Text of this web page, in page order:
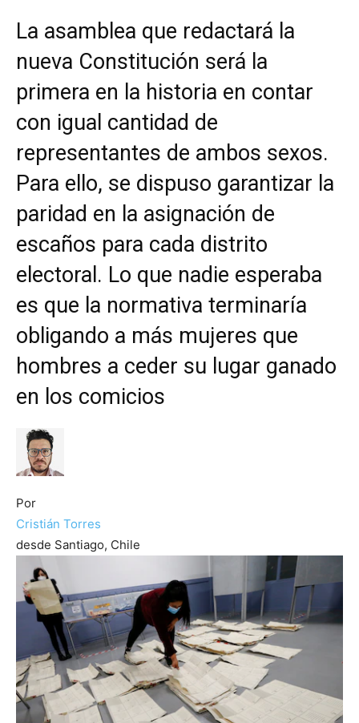
La asamblea que redactará la
nueva Constitución será la
primera en la historia en contar
con igual cantidad de
representantes de ambos sexos.
Para ello, se dispuso garantizar la
paridad en la asignación de
escaños para cada distrito
electoral. Lo que nadie esperaba
es que la normativa terminaría
obligando a más mujeres que
hombres a ceder su lugar ganado
en los comicios
Por
Cristián Torres
desde Santiago, Chile